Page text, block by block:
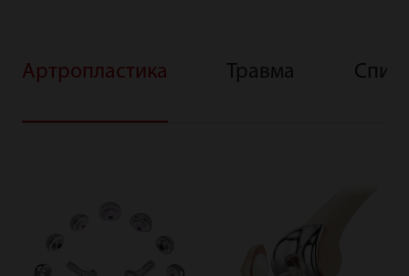
Артропластика Травма